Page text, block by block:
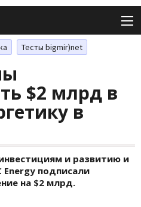
Тесты bigmir)net
$2 млрд в
в
и развитию и
Energy подписали
на $2 млрд.